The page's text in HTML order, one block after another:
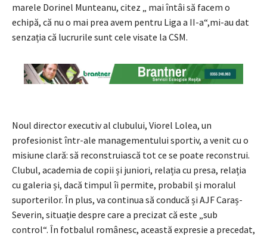
marele Dorinel Munteanu, citez „ mai întâi să facem o
echipă, că nu o mai prea avem pentru Liga a II-a“,mi-au dat
senzația că lucrurile sunt cele visate la CSM.
Noul director executiv al clubului, Viorel Lolea, un
profesionist într-ale managementului sportiv, a venit cu o
misiune clară: să reconstruiască tot ce se poate reconstrui.
Clubul, academia de copii și juniori, relația cu presa, relația
cu galeria și, dacă timpul îi permite, probabil și moralul
suporterilor. În plus, va continua să conducă și AJF Caraș-
Severin, situație despre care a precizat că este „sub
control“. În fotbalul românesc, această expresie a precedat,